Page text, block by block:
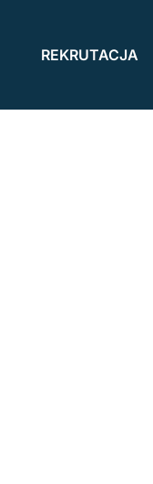
REKRUTACJA